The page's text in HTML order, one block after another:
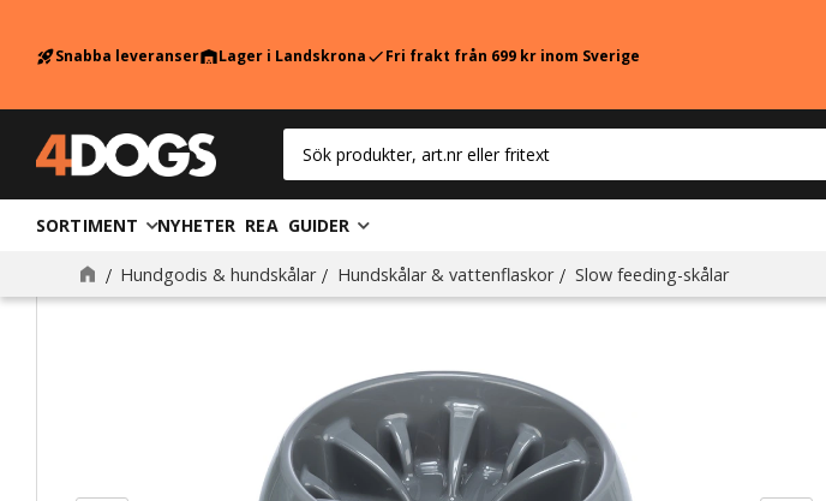
rocket_launchSnabba leveranserwarehouseLager i LandskronacheckFri frakt från 699 kr inom Sverige
SORTIMENT NYHETER REA GUIDER
Hundgodis & hundskålar Hundskålar & vattenflaskor Slow feeding-skålar